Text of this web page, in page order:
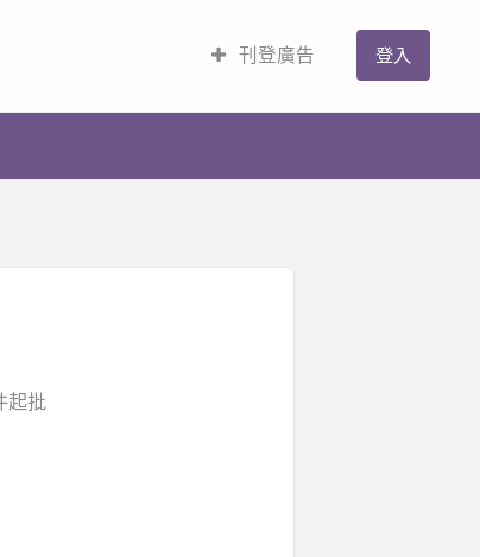
刊登廣告 登入
起批